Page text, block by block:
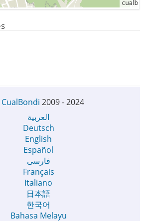
CualBondi 2009 - 2024
العربية
Deutsch
English
Español
فارسی
Français
Italiano
日本語
한국어
Bahasa Melayu